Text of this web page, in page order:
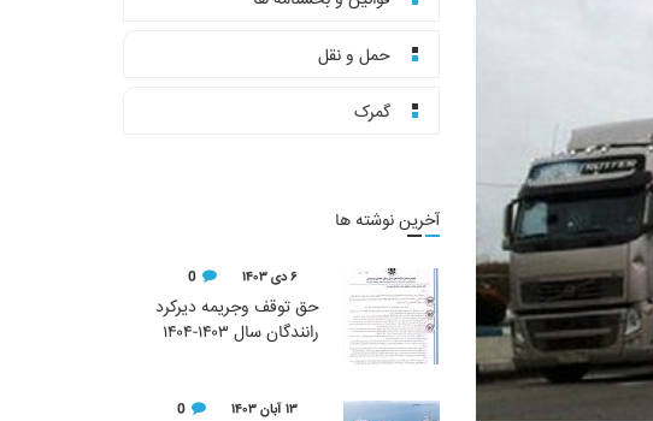
حمل و نقل
گمرک
آخرین نوشته ها
۶ دی ۱۴۰۳ 0
حق توقف وجریمه دیرکرد
رانندگان سال ۱۴۰۳-۱۴۰۴
۱۳ آبان ۱۴۰۳ 0